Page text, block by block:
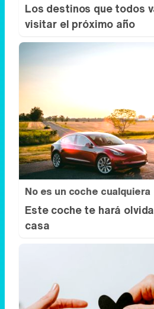
Los destinos que todos
visitar el próximo año
No es un coche cualquiera
Este coche te hará
casa